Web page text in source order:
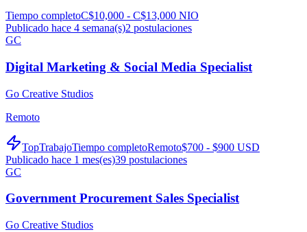
Tiempo completoC$10,000 - C$13,000 NIO
Publicado hace 4 semana(s)2 postulaciones
GC
Digital Marketing & Social Media Specialist
Go Creative Studios
Remoto
TopTrabajoTiempo completoRemoto$700 - $900 USD
Publicado hace 1 mes(es)39 postulaciones
GC
Government Procurement Sales Specialist
Go Creative Studios